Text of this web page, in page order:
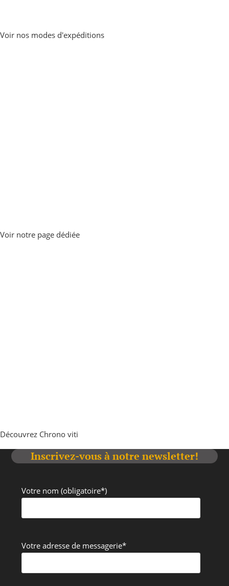
Voir nos modes d'expéditions
Voir notre page dédiée
Découvrez Chrono viti
Inscrivez-vous à notre newsletter!
Votre nom (obligatoire*)
Votre adresse de messagerie*